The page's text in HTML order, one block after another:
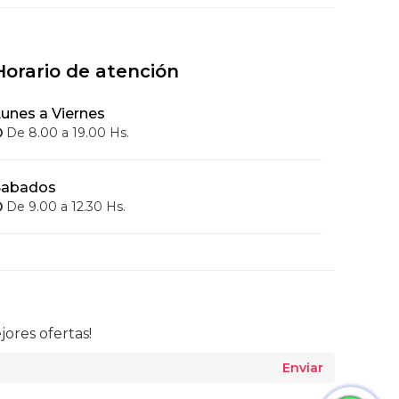
de atención
a Viernes
De 8.00 a 19.00 Hs.
De 9.00 a 12.30 Hs.
ofertas!
Enviar